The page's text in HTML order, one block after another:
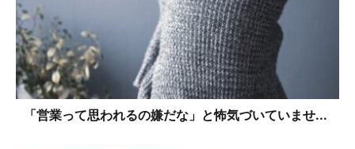
「営業って思われるの嫌だな」と怖気づいていませ...